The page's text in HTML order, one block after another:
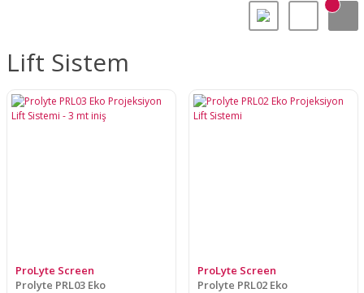
Lift Sistem
ProLyte Screen
Prolyte PRL03 Eko
ProLyte Screen
Prolyte PRL02 Eko